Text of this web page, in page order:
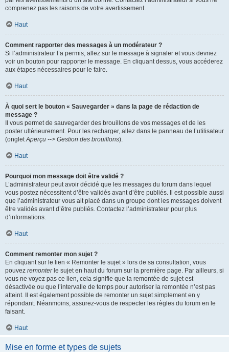
comprenez pas les raisons de votre avertissement.
Haut
Comment rapporter des messages à un modérateur ?
Si l’administrateur l’a permis, allez sur le message à signaler et vous devriez
voir un bouton pour rapporter le message. En cliquant dessus, vous accéderez
aux étapes nécessaires pour le faire.
Haut
À quoi sert le bouton « Sauvegarder » dans la page de rédaction de
message ?
Il vous permet de sauvegarder des brouillons de vos messages et de les
poster ultérieurement. Pour les recharger, allez dans le panneau de l’utilisateur
(ongletAperçu --> Gestion des brouillons).
Haut
Pourquoi mon message doit être validé ?
L’administrateur peut avoir décidé que les messages du forum dans lequel
vous postez nécessitent d’être validés avant d’être publiés. Il est possible aussi
que l’administrateur vous ait placé dans un groupe dont les messages doivent
être validés avant d’être publiés. Contactez l’administrateur pour plus
d’informations.
Haut
Comment remonter mon sujet ?
En cliquant sur le lien « Remonter le sujet » lors de sa consultation, vous
pouvez remonterle sujet en haut du forum sur la première page. Par ailleurs, si
vous ne voyez pas ce lien, cela signifie que la remontée de sujet est
désactivée ou que l’intervalle de temps pour autoriser la remontée n’est pas
atteint. Il est également possible de remonter un sujet simplement en y
répondant. Néanmoins, assurez-vous de respecter les règles du forum en le
faisant.
Haut
Mise en forme et types de sujets